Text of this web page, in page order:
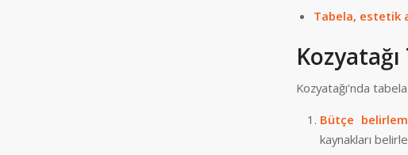
Tabela, estetik
Kozyatağı’nda
Bütçe
kaynakları